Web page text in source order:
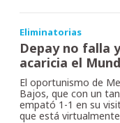
Eliminatorias
Depay no falla
acaricia el
El oportunismo de
Bajos, que con un
empató 1-1 en su
que está